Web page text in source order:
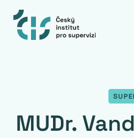
MUDr.